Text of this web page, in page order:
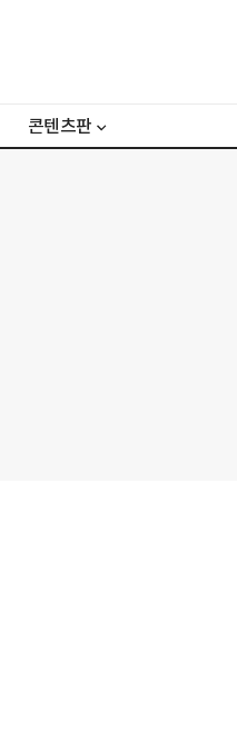
콘텐츠판